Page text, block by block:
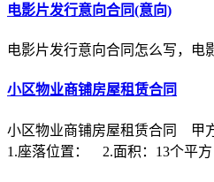
电影片发行意向合同(意向)
电影片发行意向合同怎么写，电
小区物业商铺房屋租赁合同
小区物业商铺房屋租赁合同 甲
1.座落位置： 2.面积：13个平